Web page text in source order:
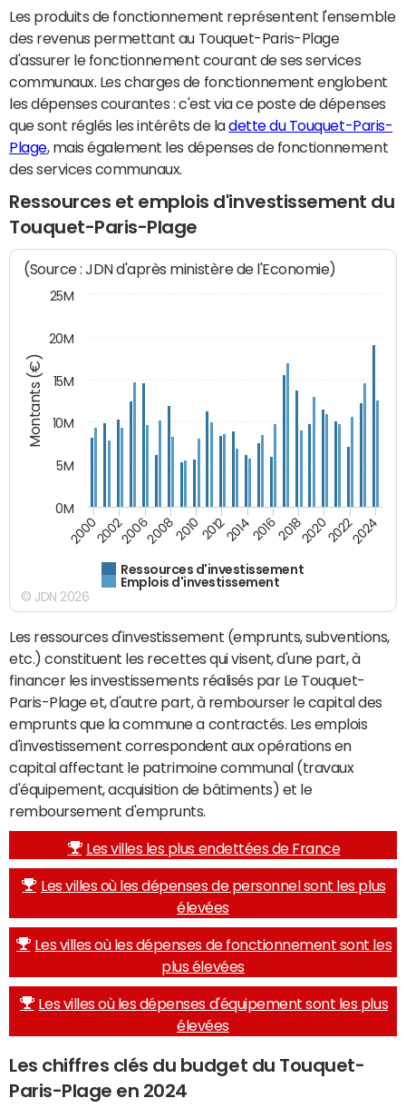
Les produits de fonctionnement représentent l'ensemble
des revenus permettant au Touquet-Paris-Plage
d'assurer le fonctionnement courant de ses services
communaux. Les charges de fonctionnement englobent
les dépenses courantes : c'est via ce poste de dépenses
que sont réglés les intérêts de ladette du Touquet-Paris-
Plage, mais également les dépenses de fonctionnement
des services communaux.
Ressources et emplois d'investissement du
Touquet-Paris-Plage
Montants (€)
(Source : JDN d'après ministère de l'Economie)
Ressources d'investissement
Emplois d'investissement
200020022006200820102012201420162018202020222024
0M
5M
10M
15M
20M
25M
© JDN 2026
Les ressources d'investissement (emprunts, subventions,
etc.) constituent les recettes qui visent, d'une part, à
financer les investissements réalisés par Le Touquet-
Paris-Plage et, d'autre part, à rembourser le capital des
emprunts que la commune a contractés. Les emplois
d'investissement correspondent aux opérations en
capital affectant le patrimoine communal (travaux
d'équipement, acquisition de bâtiments) et le
remboursement d'emprunts.
Les villes les plus endettées de France
Les villes où les dépenses de personnel sont les plus
élevées
Les villes où les dépenses de fonctionnement sont les
plus élevées
Les villes où les dépenses d'équipement sont les plus
élevées
Les chiffres clés du budget du Touquet-
Paris-Plage en 2024